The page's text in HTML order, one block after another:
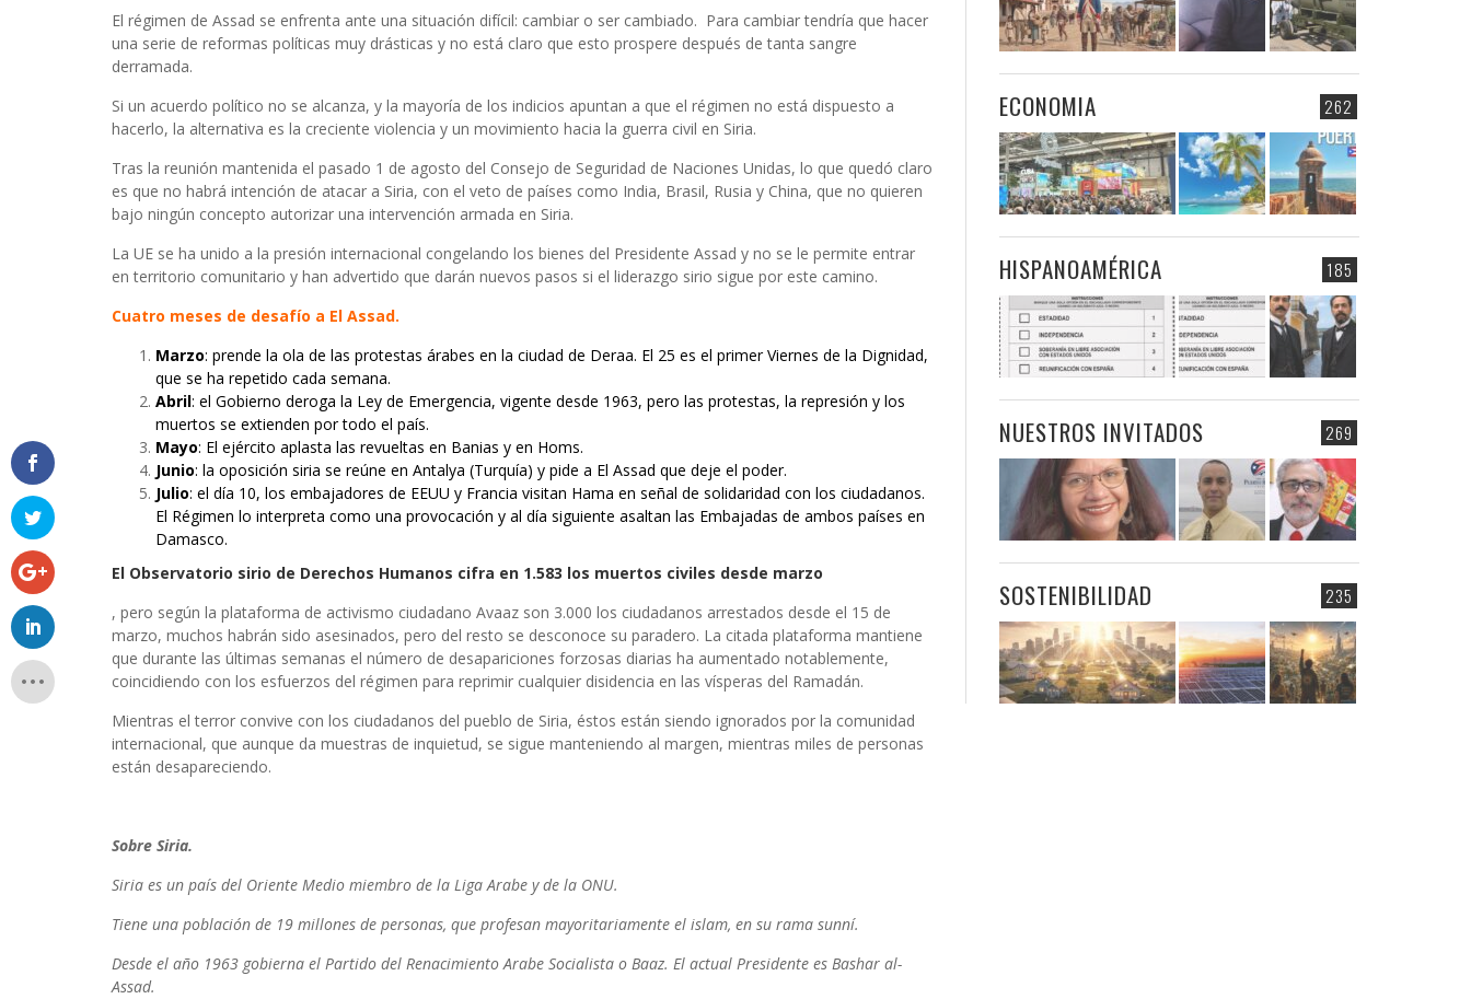
El régimen de Assad se enfrenta ante una situación difícil: cambiar o ser cambiado. Para cambiar tendría que hacer
una serie de reformas políticas muy drásticas y no está claro que esto prospere después de tanta sangre
derramada.
Si un acuerdo político no se alcanza, y la mayoría de los indicios apuntan a que el régimen no está dispuesto a
hacerlo, la alternativa es la creciente violencia y un movimiento hacia la guerra civil en Siria.
Tras la reunión mantenida el pasado 1 de agosto del Consejo de Seguridad de Naciones Unidas, lo que quedó claro
es que no habrá intención de atacar a Siria, con el veto de países como India, Brasil, Rusia y China, que no quieren
bajo ningún concepto autorizar una intervención armada en Siria.
La UE se ha unido a la presión internacional congelando los bienes del Presidente Assad y no se le permite entrar
en territorio comunitario y han advertido que darán nuevos pasos si el liderazgo sirio sigue por este camino.
Cuatro meses de desafío a El Assad.
Marzo: prende la ola de las protestas árabes en la ciudad de Deraa. El 25 es el primer Viernes de la Dignidad,
que se ha repetido cada semana.
Abril: el Gobierno deroga la Ley de Emergencia, vigente desde 1963, pero las protestas, la represión y los
muertos se extienden por todo el país.
Mayo: El ejército aplasta las revueltas en Banias y en Homs.
Junio: la oposición siria se reúne en Antalya (Turquía) y pide a El Assad que deje el poder.
Julio: el día 10, los embajadores de EEUU y Francia visitan Hama en señal de solidaridad con los ciudadanos.
El Régimen lo interpreta como una provocación y al día siguiente asaltan las Embajadas de ambos países en
Damasco.
El Observatorio sirio de Derechos Humanos cifra en 1.583 los muertos civiles desde marzo
, pero según la plataforma de activismo ciudadano Avaaz son 3.000 los ciudadanos arrestados desde el 15 de
marzo, muchos habrán sido asesinados, pero del resto se desconoce su paradero. La citada plataforma mantiene
que durante las últimas semanas el número de desapariciones forzosas diarias ha aumentado notablemente,
coincidiendo con los esfuerzos del régimen para reprimir cualquier disidencia en las vísperas del Ramadán.
Mientras el terror convive con los ciudadanos del pueblo de Siria, éstos están siendo ignorados por la comunidad
internacional, que aunque da muestras de inquietud, se sigue manteniendo al margen, mientras miles de personas
están desapareciendo.
Sobre Siria.
Siria es un país del Oriente Medio miembro de la Liga Arabe y de la ONU.
Tiene una población de 19 millones de personas, que profesan mayoritariamente el islam, en su rama sunní.
Desde el año 1963 gobierna el Partido del Renacimiento Arabe Socialista o Baaz. El actual Presidente es Bashar al-
Assad.
262
ECONOMIA
185
HISPANOAMÉRICA
269
NUESTROS INVITADOS
235
SOSTENIBILIDAD